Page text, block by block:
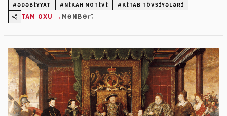
Link, Marie Helene Bertino və digər müəlliflərin əsərləri
yer alır.
#ƏDƏBIYYAT # NIKAH MOTIVI # KITAB TÖVSIYƏLƏRI
TAM OXU → MƏNBƏ